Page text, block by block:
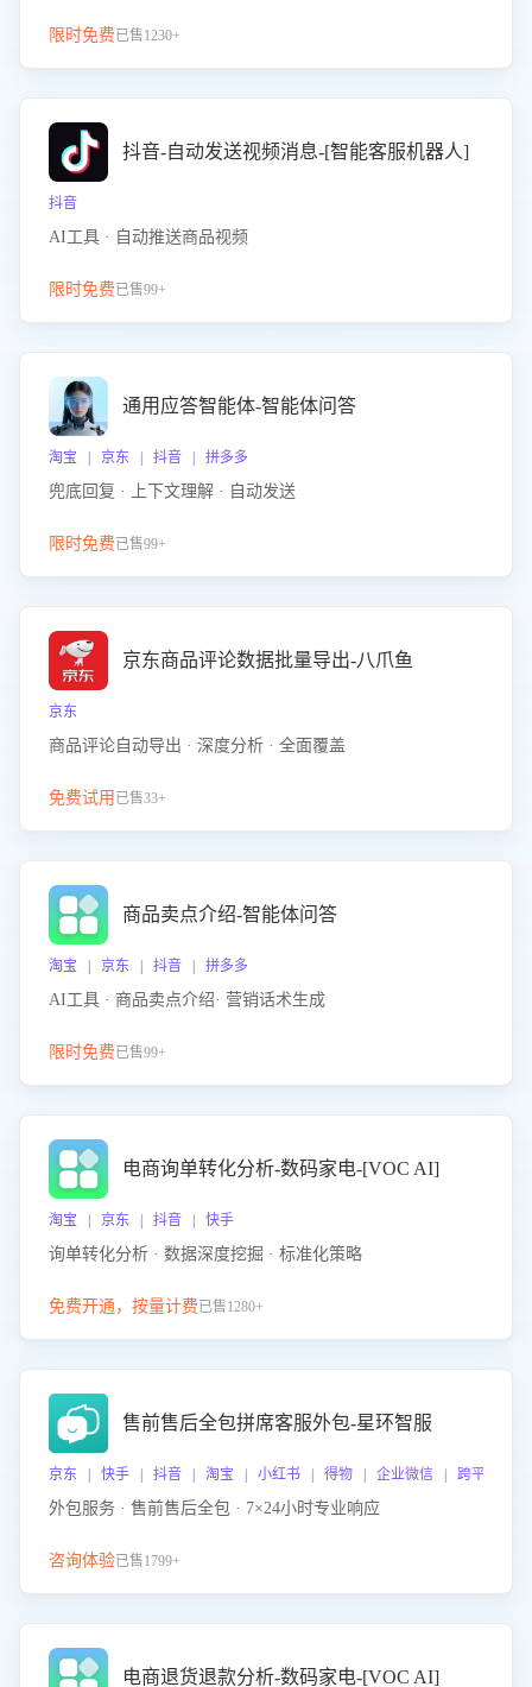
限时免费已售1230+
抖音-自动发送视频消息-[智能客服机器人]
抖音
AI工具 · 自动推送商品视频
限时免费已售99+
通用应答智能体-智能体问答
淘宝 | 京东 | 抖音 | 拼多多
兜底回复 · 上下文理解 · 自动发送
限时免费已售99+
京东商品评论数据批量导出-八爪鱼
京东
商品评论自动导出 · 深度分析 · 全面覆盖
免费试用 已售33+
商品卖点介绍-智能体问答
淘宝 | 京东 | 抖音 | 拼多多
AI工具 · 商品卖点介绍· 营销话术生成
限时免费已售99+
电商询单转化分析-数码家电-[VOC AI]
淘宝 | 京东 | 抖音 | 快手
询单转化分析 · 数据深度挖掘 · 标准化策略
免费开通，按量计费已售1280+
售前售后全包拼席客服外包-星环智服
京东 | 快手 | 抖音 | 淘宝 | 小红书 | 得物 | 企业微信 | 跨平台
外包服务 · 售前售后全包 · 7×24小时专业响应
咨询体验已售1799+
电商退货退款分析-数码家电-[VOC AI]